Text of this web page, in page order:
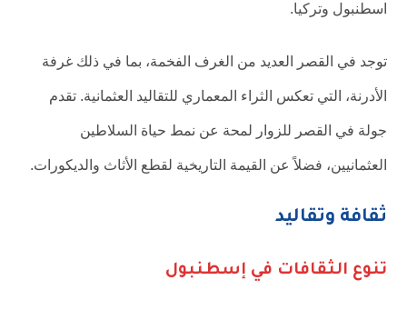
اسطنبول وتركيا.
توجد في القصر العديد من الغرف الفخمة، بما في ذلك غرفة
الأدرنة، التي تعكس الثراء المعماري للتقاليد العثمانية. تقدم
جولة في القصر للزوار لمحة عن نمط حياة السلاطين
العثمانيين، فضلاً عن القيمة التاريخية لقطع الأثاث والديكورات.
ثقافة وتقاليد
تنوع الثقافات في إسطنبول